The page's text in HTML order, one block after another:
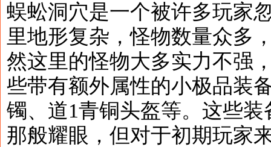
蜈蚣洞穴是一个被许多玩家
里地形复杂，怪物数量众多
然这里的怪物大多实力不强
些带有额外属性的小极品装
镯、道1青铜头盔等。这些
那般耀眼，但对于初期玩家